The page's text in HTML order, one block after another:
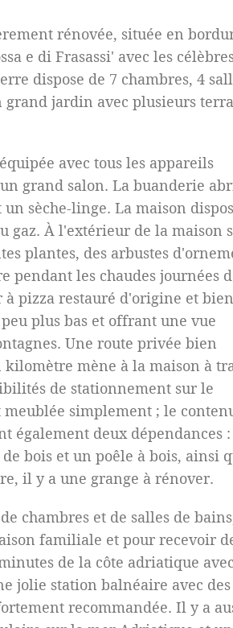
rénovée, située en
e di Frasassi' avec les
dispose de 7 chambres, 4
jardin avec plusieurs
avec tous les appareils
grand salon. La buanderie
sèche-linge. La maison
gaz. À l'extérieur de la maison
plantes, des arbustes
pendant les chaudes journées
pizza restauré d'origine et
plus bas et offrant une vue
Une route privée bien
mène à la maison à
de stationnement sur le
simplement ; le
également deux dépendances :
bois et un poêle à bois, ainsi
il y a une grange à rénover.
chambres et de salles de
familiale et pour recevoir
de la côte adriatique
jolie station balnéaire avec des
recommandée. Il y a